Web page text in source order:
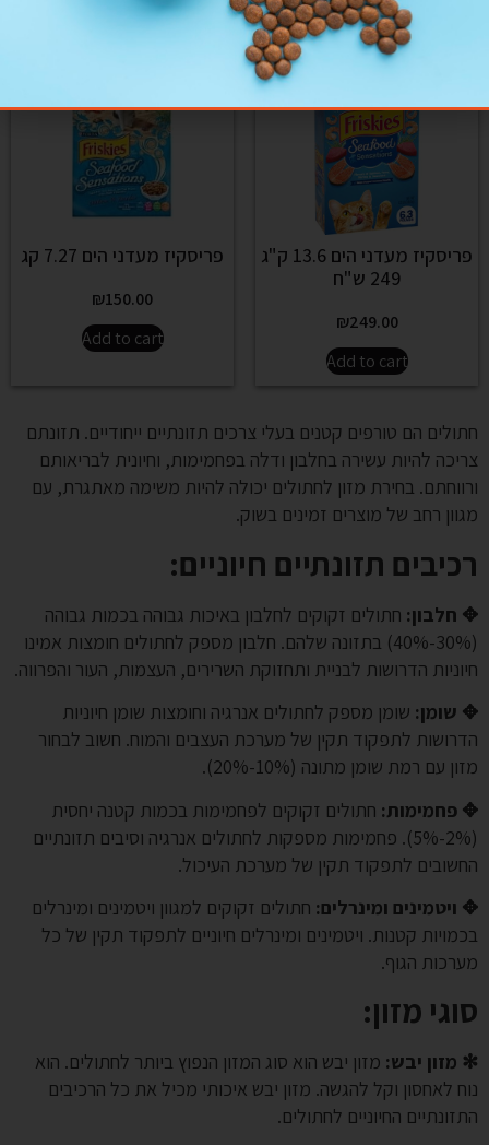
פריסקיז מעדני הים 13.6 ק"ג
249 ש"ח
₪249.00
Add to cart
פריסקיז מעדני הים 7.27 קג
₪150.00
Add to cart
חתולים הם טורפים קטנים בעלי צרכים תזונתיים ייחודיים. תזונתם
צריכה להיות עשירה בחלבון ודלה בפחמימות, וחיונית לבריאותם
ורווחתם. בחירת מזון לחתולים יכולה להיות משימה מאתגרת, עם
מגוון רחב של מוצרים זמינים בשוק.
רכיבים תזונתיים חיוניים:
✥ חלבון: חתולים זקוקים לחלבון באיכות גבוהה בכמות גבוהה
(30%-40%) בתזונה שלהם. חלבון מספק לחתולים חומצות אמינו
חיוניות הדרושות לבניית ותחזוקת השרירים, העצמות, העור והפרווה.
✥ שומן: שומן מספק לחתולים אנרגיה וחומצות שומן חיוניות
הדרושות לתפקוד תקין של מערכת העצבים והמוח. חשוב לבחור
מזון עם רמת שומן מתונה (10%-20%).
✥ פחמימות: חתולים זקוקים לפחמימות בכמות קטנה יחסית
(2%-5%). פחמימות מספקות לחתולים אנרגיה וסיבים תזונתיים
החשובים לתפקוד תקין של מערכת העיכול.
✥ ויטמינים ומינרלים: חתולים זקוקים למגוון ויטמינים ומינרלים
בכמויות קטנות. ויטמינים ומינרלים חיוניים לתפקוד תקין של כל
מערכות הגוף.
סוגי מזון:
✻ מזון יבש: מזון יבש הוא סוג המזון הנפוץ ביותר לחתולים. הוא
נוח לאחסון וקל להגשה. מזון יבש איכותי מכיל את כל הרכיבים
התזונתיים החיוניים לחתולים.